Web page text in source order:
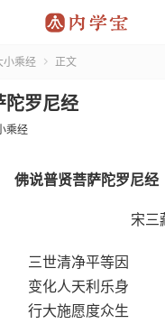
小乘经  正文
陀罗尼经
乘经
佛说普贤菩萨陀罗尼经
宋三
三世清净平等因
变化人天利乐身
行大施愿度众生